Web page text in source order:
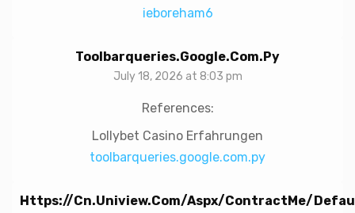
ieboreham6
Toolbarqueries.google.com.py
July 18, 2026 at 8:03 pm
References:
Lollybet Casino Erfahrungen
toolbarqueries.google.com.py
Https://cn.uniview.com/Aspx/ContractMe/